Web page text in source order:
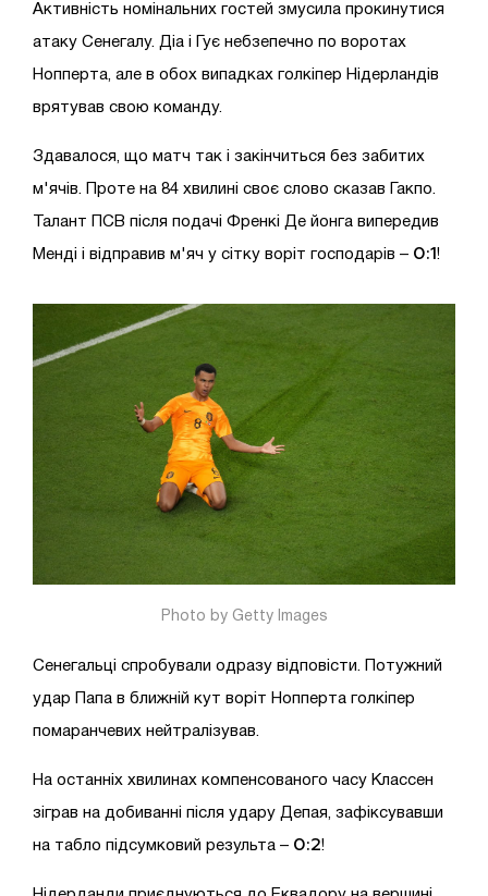
Активність номінальних гостей змусила прокинутися
атаку Сенегалу. Діа і Гує небзепечно по воротах
Нопперта, але в обох випадках голкіпер Нідерландів
врятував свою команду.
Здавалося, що матч так і закінчиться без забитих
м'ячів. Проте на 84 хвилині своє слово сказав Гакпо.
Талант ПСВ після подачі Френкі Де йонга випередив
Менді і відправив м'яч у сітку воріт господарів – 0:1 !
Photo by Getty Images
Сенегальці спробували одразу відповісти. Потужний
удар Папа в ближній кут воріт Нопперта голкіпер
помаранчевих нейтралізував.
На останніх хвилинах компенсованого часу Классен
зіграв на добиванні після удару Депая, зафіксувавши
на табло підсумковий результа – 0:2!